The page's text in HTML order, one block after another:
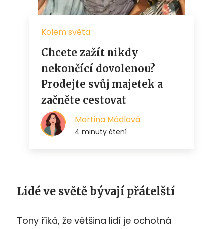
Lidé ve světě bývají přátelští
Tony říká, že většina lidí je ochotná